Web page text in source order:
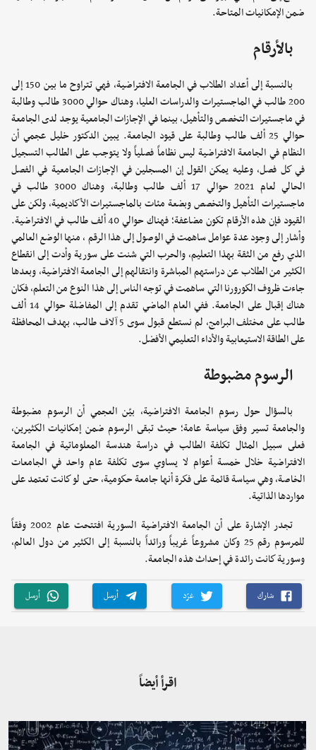
ضمن الإمكانيات المتاحة.
بالأرقام
بالنسبة إلى أعداد الطلاب في الجامعة الافتراضية، فهي تتراوح ما بين 150 إلى
200 طالب في الماجستيرات والدراسات العليا، وهناك حوالي 3000 طالب وطالبة
في ماجستيرات التخصص والتأهيل، بينما في الإجازات الجامعية يوجد لدى الجامعة
حوالي 25 ألف طالب وطالبة على قيود الجامعة. يبين الدكتور خليل عجمي أن
النظام في الجامعة الافتراضية ليس نظاماً فصلياً ولا يتوجب على الطالب التسجيل
في كل فصل، وعليه يمكن القول إن المسجلين في الإجازات الجامعية في الفصل
الحالي لعام 2021 حوالي 17 ألف طالب وطالبة، وهناك 3000 طالب في
ماجستيرات التأهيل والتخصص وبضعة مئات بالماجستيرات الأكاديمية، ولكن على
القيود فإن هذه الأرقام تكون مضاعفة؛ فهناك حوالي 40 ألف طالب في الافتراضية.
وأشار إلى وجود عدة عوامل ساهمت في الوصول إلى هذا الرقم ، منها الوضع العالمي
الذي رفع من الثقة بهذا التعليم، والحرب التي شنت على سورية وأدت إلى انقطاع
الكثير من الطلاب عن دراستهم المباشرة وانتقالهم إلى الجامعة الافتراضية، وبعدها
جاءت ظروف الكورورنا التي ساهمت في توجه الناس إلى هذا النوع من التعلم، فكان
هناك إقبال على الجامعة. ففي العام الماضي تقدم إلى المفاضلة حوالي 14 ألف
طالب على مختلف البرامج، لم نستطع قبول سوى 5 آلاف طالب، بهدف المحافظة
على الطاقة الاستيعابية والأداء التعليمي الأفضل.
الرسوم مضبوطة
بالسؤال حول رسوم الجامعة الافتراضية، بيّن العجمي أن الرسوم مضبوطة
والجامعة تسير وفق سياسة عامة؛ حيث تبقى الرسوم ضمن إمكانيات الكثيرين،
فعلى سبيل المثال تكلفة الطالب في دراسة هندسة المعلوماتية في الجامعة
الافتراضية خلال خمسة أعوام لا يساوي سوى تكلفة عام واحد في الجامعات
الخاصة، وهي سياسة قائمة على فكرة أنها جامعة حكومية، حتى لو كانت تعتمد على
مواردها الذاتية.
تجدر الإشارة على أن الجامعة الافتراضية السورية افتتحت عام 2002 وفقاً
للمرسوم رقم 25 وكان مشروعاً غريباً ورائداً بالنسبة إلى الكثير من دول العالم،
وسورية كانت رائدة في إحداث هذه الجامعة.
شارك غرّد أرسل أرسل
اقرأ أيضاً